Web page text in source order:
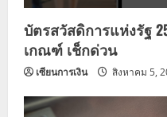
บัตรสวัสดิการแห่งรัฐ
เกณฑ์ เช็กด่วน
เซียนการเงิน สิงหาคม 5,